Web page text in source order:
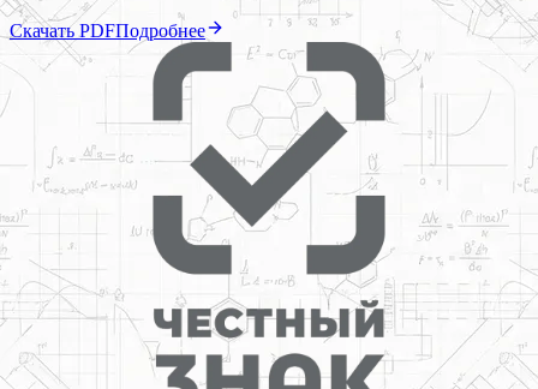
Скачать PDFПодробнее